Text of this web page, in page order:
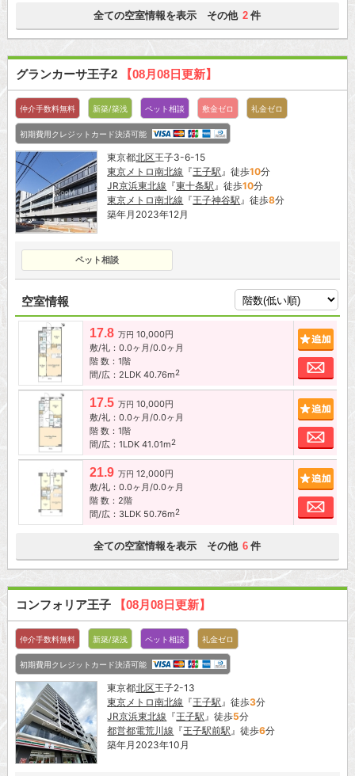
全ての空室情報を表示 その他 2 件
グランカーサ王子2 【08月08日更新】
仲介手数料無料 新築/築浅 ペット相談 敷金ゼロ 礼金ゼロ
初期費用クレジットカード決済可能
東京都北区王子3-6-15
東京メトロ南北線 『王子駅』徒歩10分
JR京浜東北線 『東十条駅』徒歩10分
東京メトロ南北線 『王子神谷駅』徒歩8分
築年月2023年12月
ペット相談
空室情報
17.8 万円 10,000円
敷/礼：0.0ヶ月/0.0ヶ月
階 数：1階
間/広：2LDK 40.76m2
お
17.5 万円 10,000円
敷/礼：0.0ヶ月/0.0ヶ月
階 数：1階
間/広：1LDK 41.01m2
お
21.9 万円 12,000円
敷/礼：0.0ヶ月/0.0ヶ月
階 数：2階
間/広：3LDK 50.76m2
お
全ての空室情報を表示 その他 6 件
コンフォリア王子 【08月08日更新】
仲介手数料無料 新築/築浅 ペット相談 礼金ゼロ
初期費用クレジットカード決済可能
東京都北区王子2-13
東京メトロ南北線 『王子駅』徒歩3分
JR京浜東北線 『王子駅』徒歩5分
都営都電荒川線 『王子駅前駅』徒歩6分
築年月2023年10月